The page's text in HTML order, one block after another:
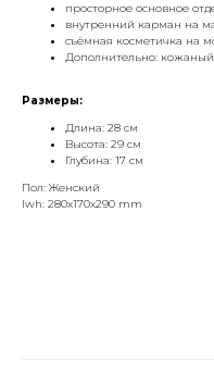
просторное основное
внутренний карман на
съёмная косметичка на
Дополнительно: кожаный
Размеры:
Длина: 28 см
Высота: 29 см
Глубина: 17 см
Пол: Женский
lwh: 280x170x290 mm